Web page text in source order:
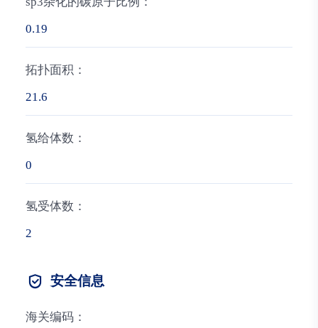
0.19
拓扑面积：
21.6
氢给体数：
0
氢受体数：
2
安全信息
海关编码：